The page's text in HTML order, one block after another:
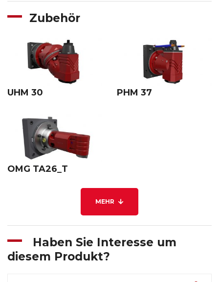
Zubehör
UHM 30 PHM 37
OMG TA26_T
MEHR
Haben Sie Interesse um
diesem Produkt?